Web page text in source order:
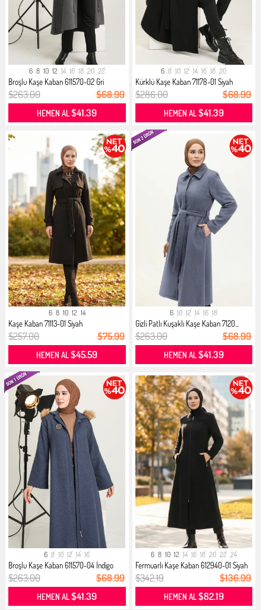
6 8 10 12 14 16 18 20 22
Broşlu Kaşe Kaban 611570-02 Gri
$263.00 $68.99
HEMEN AL$41.39
6 8 10 12 14 16 18 20
Kürklü Kaşe Kaban 71178-01 Siyah
$286.00 $68.99
HEMEN AL$41.39
6 8 10 12 14
Kaşe Kaban 71113-01 Siyah
$257.00 $75.99
HEMEN AL$45.59
6 10 12 14 16 18
Gizli Patlı Kuşaklı Kaşe Kaban 7120...
$263.00 $68.99
HEMEN AL$41.39
6 8 10 12 14 16
Broşlu Kaşe Kaban 611570-04 İndigo
$263.00 $68.99
HEMEN AL$41.39
6 8 10 12 14 16 18 20 22 24
Fermuarlı Kaşe Kaban 612940-01 Siyah
$342.19 $136.99
HEMEN AL$82.19